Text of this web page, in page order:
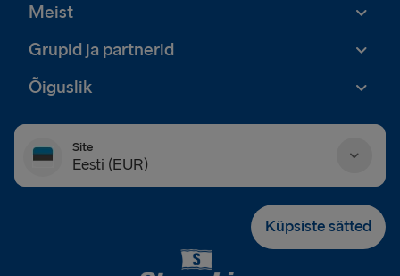
Meist
Grupid ja partnerid
Õiguslik
Site
Eesti (EUR)
Küpsiste sätted